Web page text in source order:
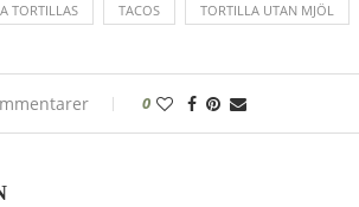
TORTILLAS TACOS TORTILLA UTAN MJÖL
0